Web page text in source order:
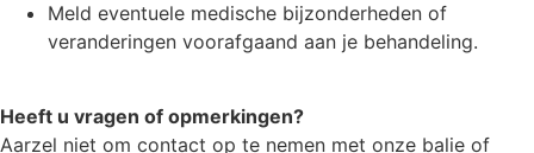
Meld eventuele medische bijzonderheden of
veranderingen voorafgaand aan je behandeling.
Heeft u vragen of opmerkingen?
Aarzel niet om contact op te nemen met onze balie of